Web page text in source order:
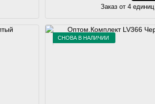
Заказ от 4 единиц
СНОВА В НАЛИЧИИ